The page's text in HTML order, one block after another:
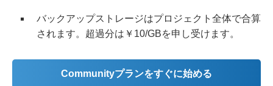
バックアップストレージはプロジェクト全体で合算
されます。超過分は￥10/GBを申し受けます。
Communityプランをすぐに始める